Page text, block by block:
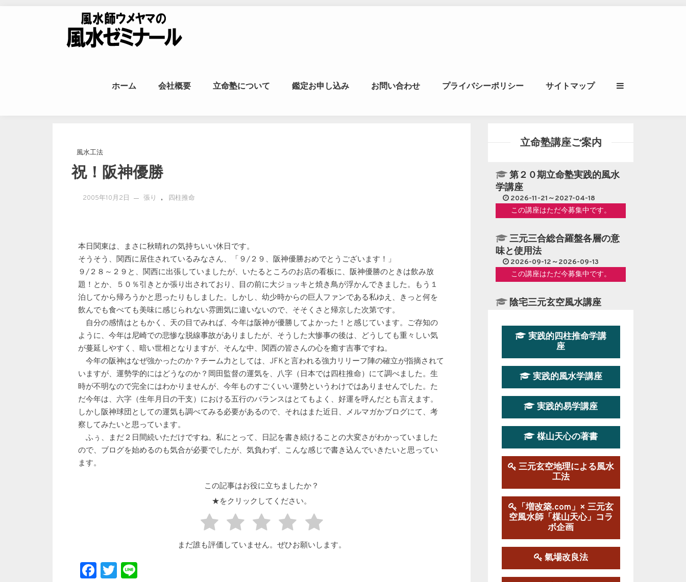
風水師ウメヤマの風水ゼミナール｜風水学・四柱推
ホーム 会社概要 立命塾について 鑑定お申し込み お問い合わせ プライバシーポリシー サイトマップ
風水工法
祝！阪神優勝
2005年10月2日 張り , 四柱推命
本日関東は、まさに秋晴れの気持ちいい休日です。
そうそう、関西に居住されているみなさん、「９/２９、阪神優勝おめでとうございます！」
９/２８～２９と、関西に出張していましたが、いたるところのお店の看板に、阪神優勝のときは飲み放
題！とか、５０％引きとか張り出されており、目の前に大ジョッキと焼き鳥が浮かんできました。もう１
泊してから帰ろうかと思ったりもしました。しかし、幼少時からの巨人ファンである私ゆえ、きっと何を
飲んでも食べても美味に感じられない雰囲気に違いないので、そそくさと帰京した次第です。
自分の感情はともかく、天の目でみれば、今年は阪神が優勝してよかった！と感じています。ご存知の
ように、今年は尼崎での悲惨な脱線事故がありましたが、そうした大惨事の後は、どうしても重々しい気
が蔓延しやすく、暗い世相となりますが、そんな中、関西の皆さんの心を癒す吉事ですね。
今年の阪神はなぜ強かったのか？チーム力としては、JFKと言われる強力リリーフ陣の確立が指摘されて
いますが、運勢学的にはどうなのか？岡田監督の運気を、八字（日本では四柱推命）にて調べました。生
時が不明なので完全にはわかりませんが、今年ものすごくいい運勢というわけではありませんでした。た
だ今年は、六字（生年月日の干支）における五行のバランスはとてもよく、好運を呼んだとも言えます。
しかし阪神球団としての運気も調べてみる必要があるので、それはまた近日、メルマガかブログにて、考
察してみたいと思っています。
ふぅ、まだ２日間続いただけですね。私にとって、日記を書き続けることの大変さがわかっていました
ので、ブログを始めるのも気合が必要でしたが、気負わず、こんな感じで書き込んでいきたいと思ってい
ます。
この記事はお役に立ちましたか？
★をクリックしてください。
まだ誰も評価していません。ぜひお願いします。
Facebook
Twitter
Line
立命塾講座ご案内
第２０期立命塾実践的風水
学講座
2026-11-21～2027-04-18
この講座はただ今募集中です。
三元三合総合羅盤各層の意
味と使用法
2026-09-12～2026-09-13
この講座はただ今募集中です。
陰宅三元玄空風水講座
この講座はただ今募集中です。
学講座』
2026-08-22～2026-10-25
この講座はただ今募集中です。
第19期立命塾実践的四柱推
命学講座
2026-03-20～2026-07-19
第１９期立命塾実践的風水
学講座
2025-09-13～2026-03-01
この講座の募集は終了しました。
陰宅三元玄空風水講座
2025-06-07～2025-06-08
この講座の募集は終了しました。
実践的四柱推命学講
座
実践的風水学講座
実践的易学講座
楳山天心の著書
三元玄空地理による風水
工法
「増改築.com」× 三元玄
空風水師「楳山天心」コラ
ボ企画
氣場改良法